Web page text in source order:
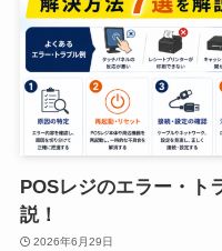
POSレジのエラー・ト
説！
2026年6月29日